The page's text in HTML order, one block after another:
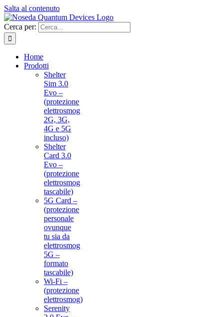
Salta al contenuto
Cerca per:
Home
Prodotti
Shelter
Sim 3.0
Evo –
(protezione
elettrosmog
2G, 3G,
4G e 5G
incluso)
Shelter
Card 3.0
Evo –
(protezione
elettrosmog
tascabile)
5G Card –
(protezione
personale
ovunque
tu sia da
elettrosmog
5G –
formato
tascabile)
Wi-Fi –
(protezione
elettrosmog)
Serenity